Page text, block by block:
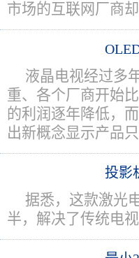
市场的互联网厂商
液晶电视经过多
重、各个厂商开始
的利润逐年降低，
出新概念显示产品
投影
据悉，这款激光
半，解决了传统电